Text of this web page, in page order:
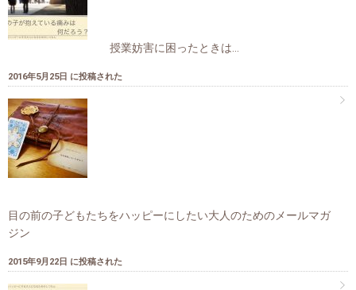
授業妨害に困ったときは…
2016年5月25日 に投稿された
目の前の子どもたちをハッピーにしたい大人のためのメールマガ
ジン
2015年9月22日 に投稿された